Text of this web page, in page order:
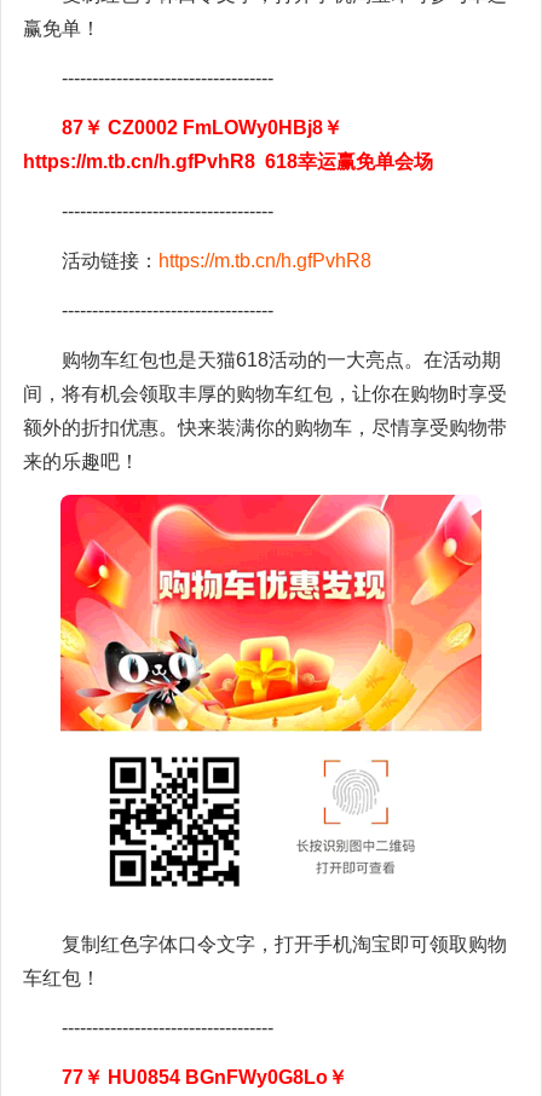
赢免单！
-----------------------------------
87￥ CZ0002 FmLOWy0HBj8￥
https://m.tb.cn/h.gfPvhR8 618幸运赢免单会场
-----------------------------------
活动链接： https://m.tb.cn/h.gfPvhR8
-----------------------------------
购物车红包也是天猫618活动的一大亮点。在活动期
间，将有机会领取丰厚的购物车红包，让你在购物时享受
额外的折扣优惠。快来装满你的购物车，尽情享受购物带
来的乐趣吧！
复制红色字体口令文字，打开手机淘宝即可领取购物
车红包！
-----------------------------------
77￥ HU0854 BGnFWy0G8Lo￥